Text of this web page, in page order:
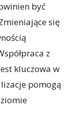
być
się
z
kluczowa w
pomogą